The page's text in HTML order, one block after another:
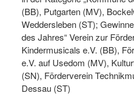
(BB), Putgarten (MV),
Weddersleben (ST);
des Jahres“ Verein zur
Kindermusicals e.V. (BB),
e.V. auf Usedom (MV),
(SN), Förderverein
Dessau (ST)